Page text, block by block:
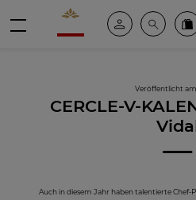
Valrhona - Imaginons le meilleur du
Mein kontoSuche
Veröffentlicht am
CERCLE-V-
Auch in diesem Jahr haben talentierte Chef-